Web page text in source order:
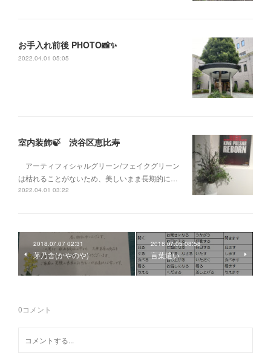
お手入れ前後 PHOTO📸✨
2022.04.01 05:05
室内装飾🍃 渋谷区恵比寿
アーティフィシャルグリーン/フェイクグリーン
は枯れることがないため、美しいまま長期的に…
2022.04.01 03:22
2018.07.07 02:31
茅乃舎(かやのや)
2018.07.05 08:58
言葉遣い
0コメント